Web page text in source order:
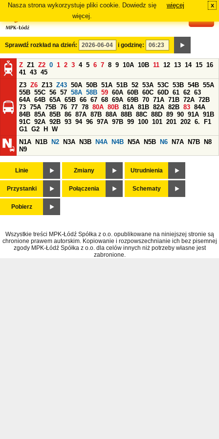
Nasza strona wykorzystuje pliki cookie. Dowiedz się
więcej.
więcej x
Sprawdź rozkład na dzień: i godzinę:
Z Z1 Z2 0 1 2 3 4 5 6 7 8 9 10A 10B 11 12 13 14 15 16
41 43 45
Z3 Z6 Z13 Z43 50A 50B 51A 51B 52 53A 53C 53B 54B 55A
55B 55C 56 57 58A 58B 59 60A 60B 60C 60D 61 62 63
64A 64B 65A 65B 66 67 68 69A 69B 70 71A 71B 72A 72B
73 75A 75B 76 77 78 80A 80B 81A 81B 82A 82B 83 84A
84B 85A 85B 86 87A 87B 88A 88B 88C 88D 89 90 91A 91B
91C 92A 92B 93 94 96 97A 97B 99 100 101 201 202 6.
F1
G1 G2 H
W
N1A
N1B N2 N3A N3B N4A N4B N5A N5B N6 N7A N7B
N8
N9
Linie Zmiany Utrudnienia
Przystanki Połączenia Schematy
Pobierz
Wszystkie treści MPK-Łódź Spółka z o.o. opublikowane na niniejszej stronie są
chronione prawem autorskim. Kopiowanie i rozpowszechnianie ich bez pisemnej
zgody MPK-Łódź Spółka z o.o. dla celów innych niż potrzeby własne jest
zabronione.